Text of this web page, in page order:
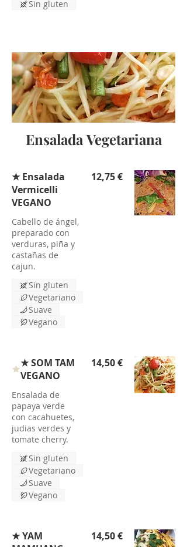
Sin gluten
Ensalada Vegetariana
★ Ensalada
Vermicelli
VEGANO
Cabello de ángel,
preparado con
verduras, piña y
castañas de
cajun.
12,75 €
Sin gluten
Vegetariano
Suave
Vegano
★ SOM TAM
VEGANO
Ensalada de
papaya verde
con cacahuetes,
judias verdes y
tomate cherry.
14,50 €
Sin gluten
Vegetariano
Suave
Vegano
★ YAM
14,50 €